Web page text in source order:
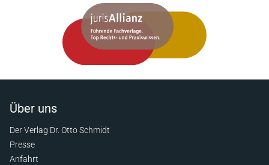
Über uns
Der Verlag Dr. Otto Schmidt
Presse
Anfahrt